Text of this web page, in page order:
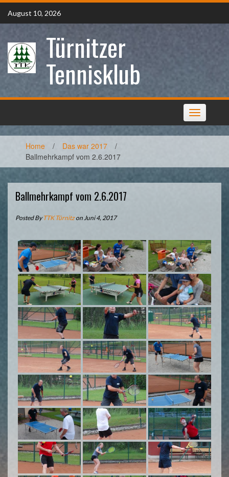
Skip
content
August 10, 2026
Türnitzer
Tennisklub
Toggle
navigation
Home / Das war 2017
/
Ballmehrkampf vom 2.6.2017
Ballmehrkampf vom 2.6.2017
Posted ByTTK Türnitzon Juni 4, 2017